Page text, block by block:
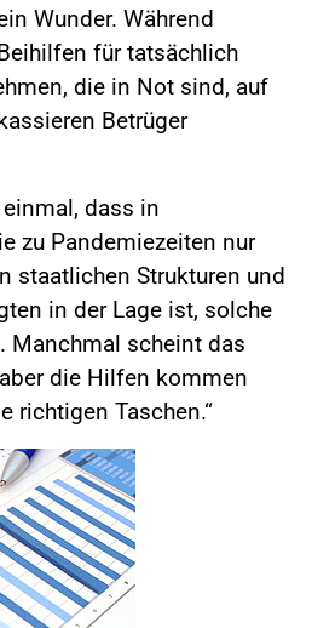
Wunder. Während
für tatsächlich
die in Not sind, auf
Betrüger
dass in
zu Pandemiezeiten nur
staatlichen Strukturen und
in der Lage ist, solche
Manchmal scheint das
die Hilfen kommen
richtigen Taschen.“